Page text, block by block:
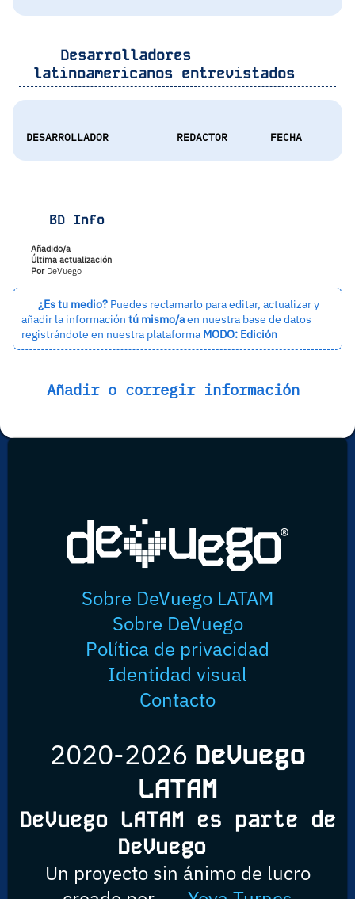
Desarrolladores
latinoamericanos entrevistados
DESARROLLADOR REDACTOR FECHA
BD Info
Añadido/a
Última actualización
PorDeVuego
¿Es tu medio?Puedes reclamarlo para editar, actualizar y
añadir la información tú mismo/aen nuestra base de datos
registrándote en nuestra plataforma MODO: Edición
Añadir o corregir información
Sobre DeVuego LATAM
Sobre DeVuego
Política de privacidad
Identidad visual
Contacto
2020-2026 DeVuego
LATAM
DeVuego LATAM es parte de
DeVuego
Un proyecto sin ánimo de lucro